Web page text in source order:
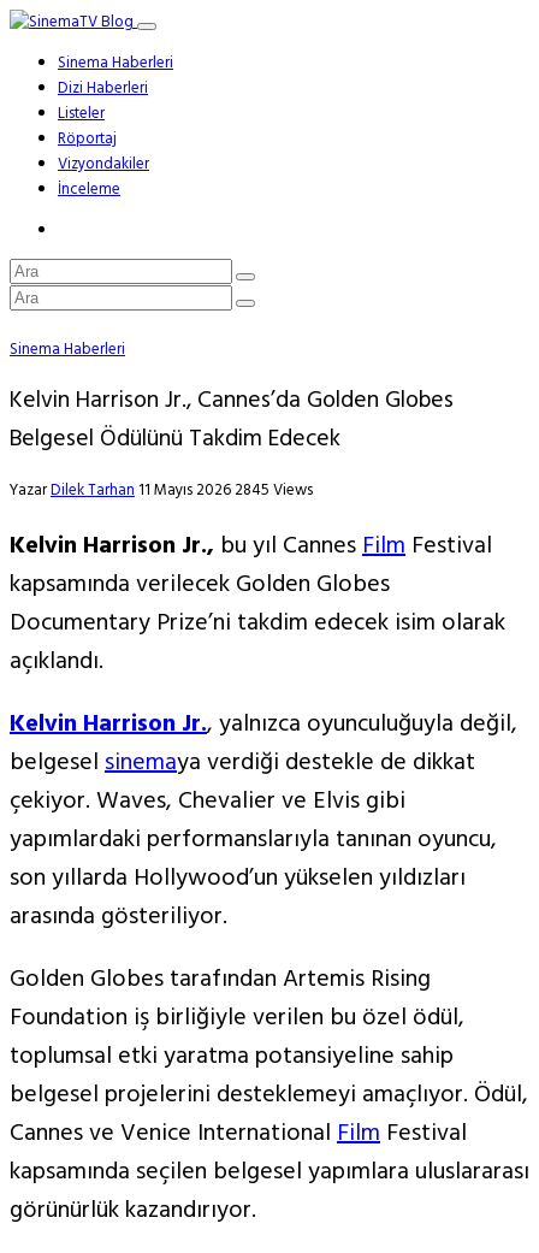
Sinema Haberleri
Dizi Haberleri
Listeler
Röportaj
Vizyondakiler
İnceleme
Sinema Haberleri
Kelvin Harrison Jr., Cannes’da Golden Globes
Belgesel Ödülünü Takdim Edecek
YazarDilek Tarhan11 Mayıs 20262845 Views
Kelvin Harrison Jr., bu yıl CannesFilm Festival
kapsamında verilecek Golden Globes
Documentary Prize’ni takdim edecek isim olarak
açıklandı.
Kelvin Harrison Jr., yalnızca oyunculuğuyla değil,
belgeselsinemaya verdiği destekle de dikkat
çekiyor. Waves, Chevalier ve Elvis gibi
yapımlardaki performanslarıyla tanınan oyuncu,
son yıllarda Hollywood’un yükselen yıldızları
arasında gösteriliyor.
Golden Globes tarafından Artemis Rising
Foundation iş birliğiyle verilen bu özel ödül,
toplumsal etki yaratma potansiyeline sahip
belgesel projelerini desteklemeyi amaçlıyor. Ödül,
Cannes ve Venice InternationalFilm Festival
kapsamında seçilen belgesel yapımlara uluslararası
görünürlük kazandırıyor.